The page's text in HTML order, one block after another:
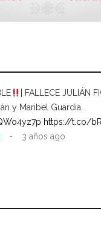
| FALLECE JULIÁN
y Maribel Guardia.
https://t.co/
3 años ago